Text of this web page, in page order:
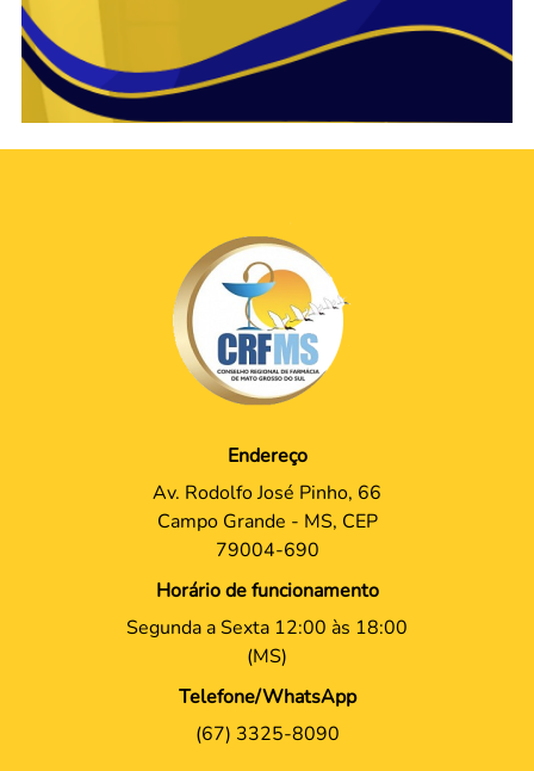
Endereço
Av. Rodolfo José Pinho, 66
Campo Grande - MS, CEP
79004-690
Horário de funcionamento
Segunda a Sexta 12:00 às 18:00
(MS)
Telefone/WhatsApp
(67) 3325-8090